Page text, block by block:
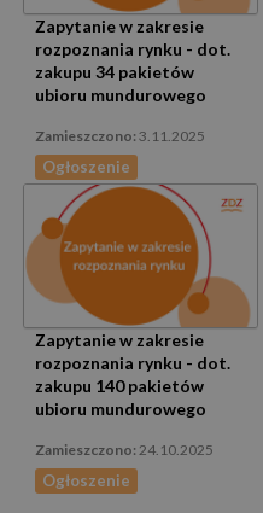
Zapytanie w zakresie
rozpoznania rynku - dot.
zakupu 34 pakietów
ubioru mundurowego
3.11.2025
Ogłoszenie
Zapytanie w zakresie
rozpoznania rynku - dot.
zakupu 140 pakietów
ubioru mundurowego
24.10.2025
Ogłoszenie